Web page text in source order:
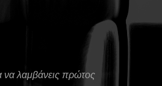
λαμβάνεις πρώτος